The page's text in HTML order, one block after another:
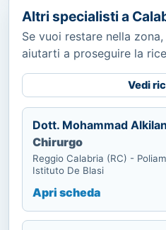
Altri specialisti a
Se vuoi restare nella
aiutarti a proseguire la
Vedi
Dott. Mohammad
Chirurgo
Reggio Calabria (RC) -
Istituto De Blasi
Apri scheda